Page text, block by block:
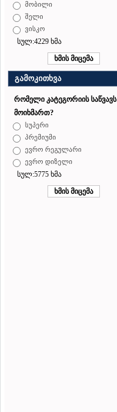
მობილი
შელი
ვისკო
სულ:4229 ხმა
გამოკითხვა
რომელი კატეგორიის საწვავს
მოიხმართ?
სუპერი
პრემიუმი
ევრო რეგულარი
ევრო დიზელი
სულ:5775 ხმა